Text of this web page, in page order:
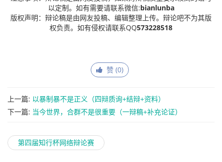
以定制。如有需要请联系微信:bianlunba
版权声明：辩论稿是由网友投稿、编辑整理上传。辩论吧不为其版
权负责。如有侵权请联系QQ573228518
赞 (0)
上一篇: 以暴制暴不是正义（四辩质询+结辩+资料）
下一篇: 当今世界，合群不是很重要（一辩稿+补充论证）
第四届知行杯网络辩论赛